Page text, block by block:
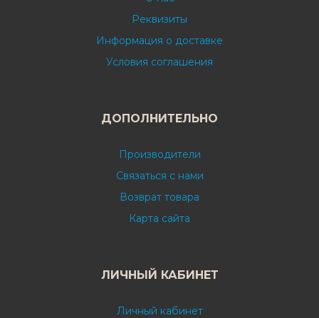
Реквизиты
Информация о доставке
Условия соглашения
ДОПОЛНИТЕЛЬНО
Производители
Связаться с нами
Возврат товара
Карта сайта
ЛИЧНЫЙ КАБИНЕТ
Личный кабинет